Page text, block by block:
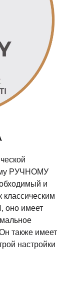
РУЧНОМУ
и
имеет
также имеет
настройки